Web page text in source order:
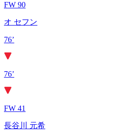
FW 90
オ セフン
76’
76’
FW 41
長谷川 元希